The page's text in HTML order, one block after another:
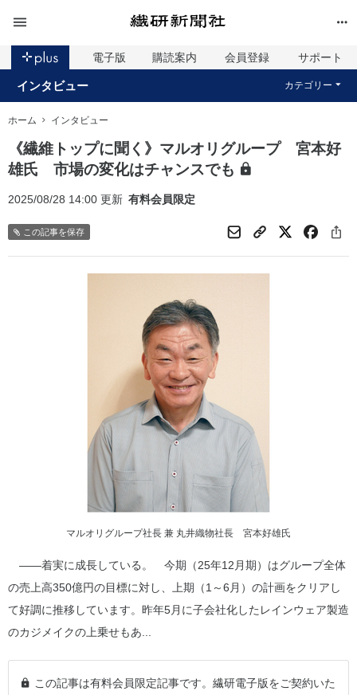
電子版 購読案内 会員登録 サポート
インタビュー カテゴリー
ホーム インタビュー
《繊維トップに聞く》マルオリグループ 宮本好
雄氏 市場の変化はチャンスでも
2025/08/28 14:00 更新 有料会員限定
この記事を保存
マルオリグループ社長 兼 丸井織物社長 宮本好雄氏
――着実に成長している。 今期（25年12月期）はグループ全体
の売上高350億円の目標に対し、上期（1～6月）の計画をクリアし
て好調に推移しています。昨年5月に子会社化したレインウェア製造
のカジメイクの上乗せもあ...
この記事は有料会員限定記事です。繊研電子版をご契約いた